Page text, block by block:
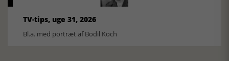
TV-tips, uge 31, 2026
Bl.a. med portræt af Bodil Koch